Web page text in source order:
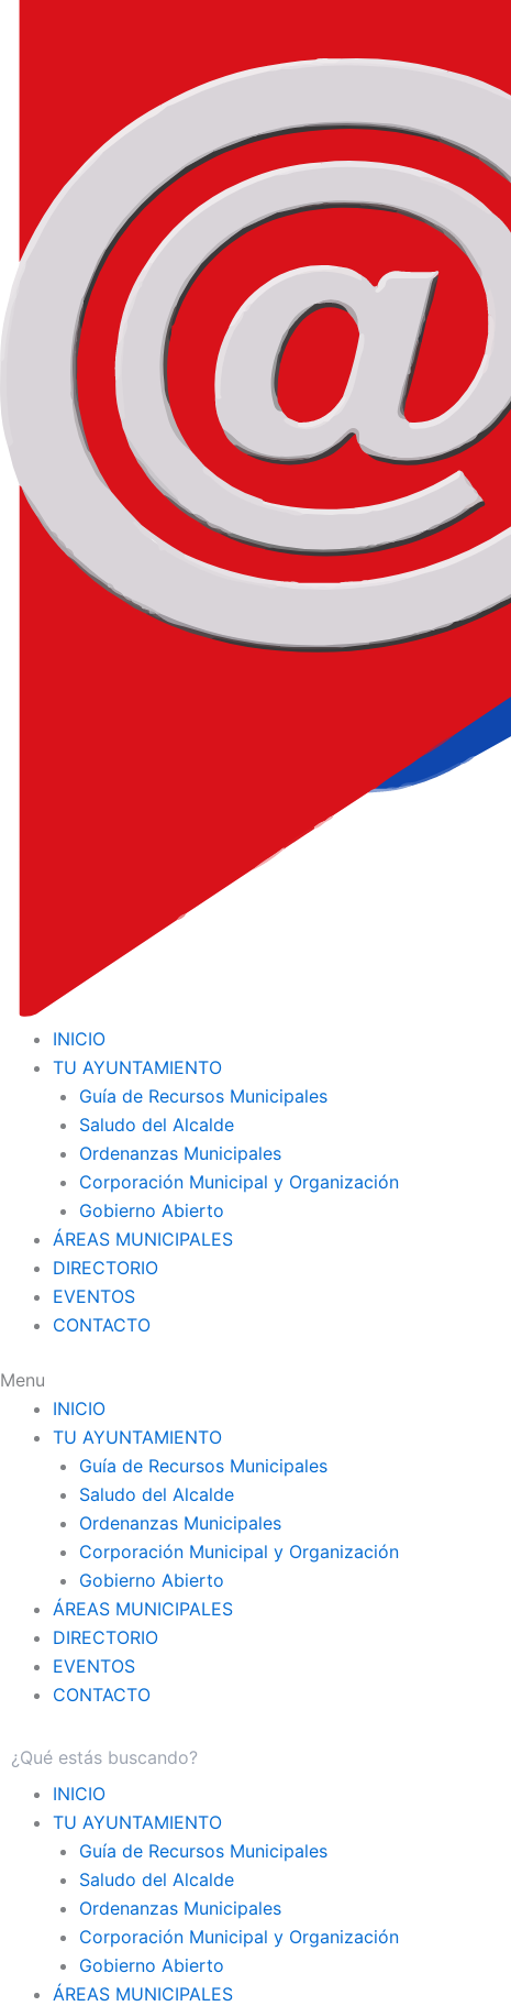
INICIO
TU AYUNTAMIENTO
Guía de Recursos Municipales
Saludo del Alcalde
Ordenanzas Municipales
Corporación Municipal y Organización
Gobierno Abierto
ÁREAS MUNICIPALES
DIRECTORIO
EVENTOS
CONTACTO
Menu
INICIO
TU AYUNTAMIENTO
Guía de Recursos Municipales
Saludo del Alcalde
Ordenanzas Municipales
Corporación Municipal y Organización
Gobierno Abierto
ÁREAS MUNICIPALES
DIRECTORIO
EVENTOS
CONTACTO
INICIO
TU AYUNTAMIENTO
Guía de Recursos Municipales
Saludo del Alcalde
Ordenanzas Municipales
Corporación Municipal y Organización
Gobierno Abierto
ÁREAS MUNICIPALES